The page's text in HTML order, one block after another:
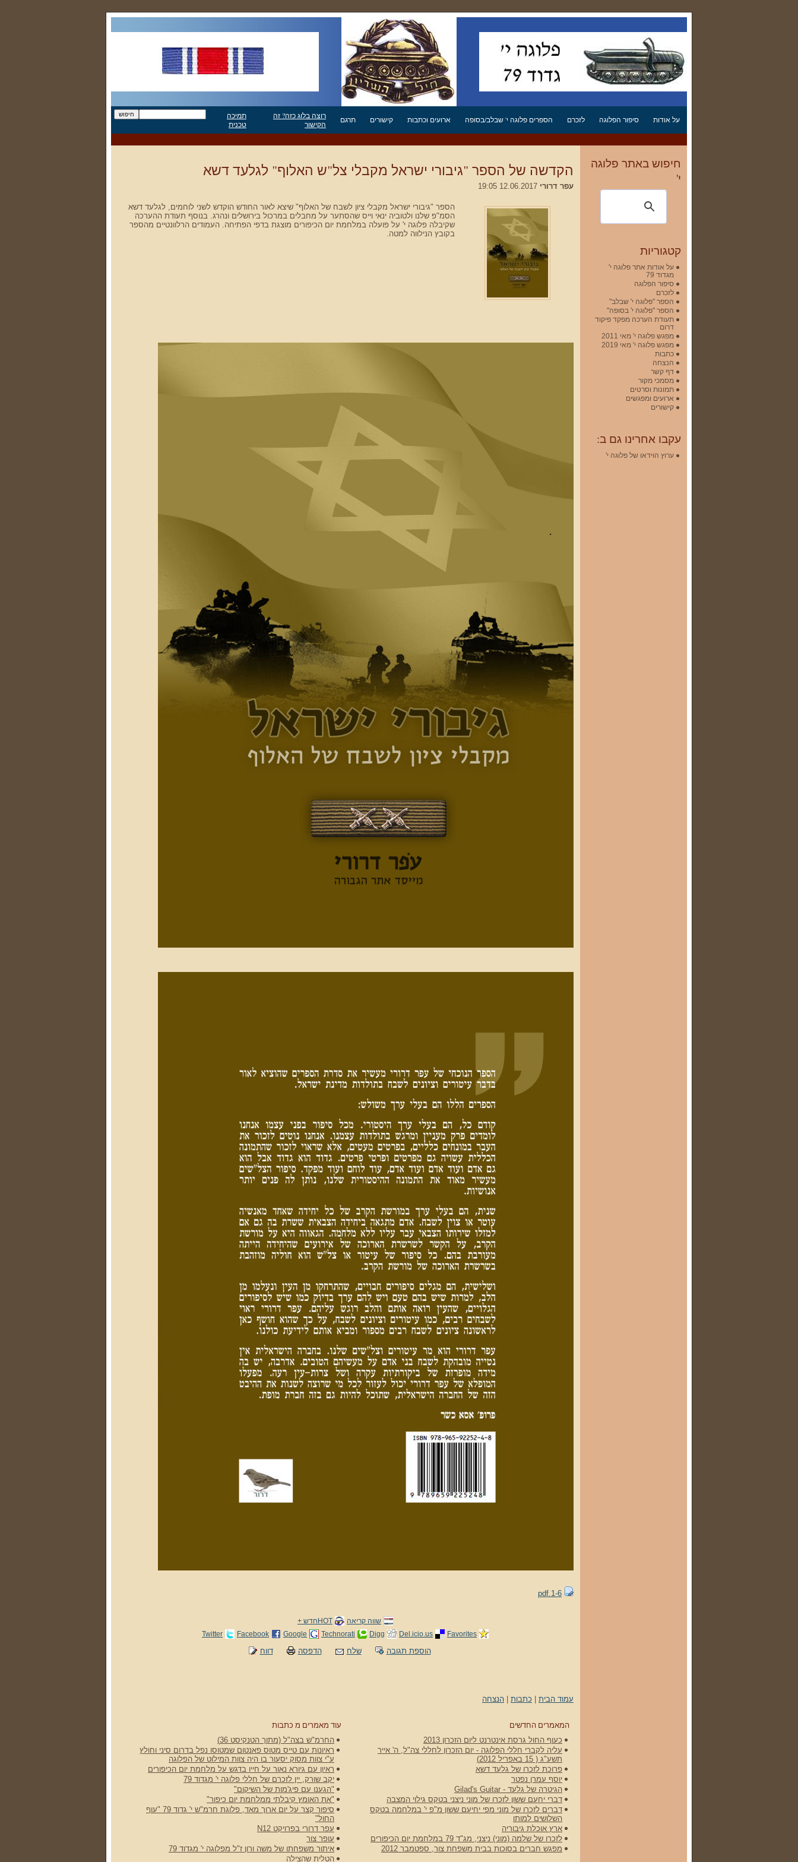
על אודות סיפור הפלוגה לזכרם הספרים פלוגה י' שבלב/בסופה ארועים וכתבות קישורים תרגם
רוצה בלוג כזה? זה
הקישור
תמיכה
טכנית
הקדשה של הספר "גיבורי ישראל מקבלי צל"ש האלוף" לגלעד דשא
עפר דרורי
הספר "גיבורי ישראל מקבלי ציון לשבח של האלוף" שיצא לאור החודש הוקדש לשני לוחמים, לגלעד דשא
הסמ"פ שלנו ולטוביה ינאי וייס שהסתער על מחבלים במרכול בירושלים ונהרג. בנוסף תעודת ההערכה
שקיבלה פלוגה י' על פועלה במלחמת יום הכיפורים מוצגת בדפי הפתיחה. העמודים הרלוונטיים מהספר
בקובץ הנילווה למטה.
1-6.pdf
שווה קריאה
HOTחדש +
Favorites
Del.icio.us
Digg
Technorati
Google
Facebook
Twitter
הוספת תגובה שלח הדפסה דווח
עמוד הבית כתבות הנצחה
המאמרים החדשים
כעוף החול גרסת אינטרנט ליום הזכרון 2013
עליה לקברי חללי הפלוגה - יום הזכרון לחללי צה"ל, ה' אייר
תשע"ג ( 15 באפריל 2012)
פרוכת לזכרו של גלעד דשא
יוסף עמרן נפטר
הגיטרה של גלעד - Gilad's Guitar
דברי יחעם ששון לזכרו של מוני ניצני בטקס גילוי המצבה
דברים לזכרו של מוני מפי יחיעם ששון מ"פ י' במלחמה בטקס
השלושים למותו
ארץ אוכלת גיבוריה
לזכרו של שלמה (מוני) ניצני, מג"ד 79 במלחמת יום הכיפורים
מפגש חברים בסוכות בבית משפחת צור, ספטמבר 2012
עוד מאמרים מ כתבות
החרמ"ש בצה"ל (מתוך הטנקיסט 36)
ראיונות עם טייס מטוס פאנטום שמטוסו נפל בדרום סיני וחולץ
ע"י צוות מסוק יסעור בו היה צוות המילוט של הפלוגה
ראיון עם גיורא נאור על חייו בדגש על מלחמת יום הכיפורים
יקב שורק, יין לזכרם של חללי פלוגה י' מגדוד 79
"הגענו עם פיג'מות של השיקום"
"את האומץ קיבלתי ממלחמת יום כיפור"
סיפור קצר על יום ארוך מאד, פלוגת חרמ"ש י' גדוד 79 "עוף
החול"
עפר דרורי בפרויקט N12
עופר צור
איתור משפחתו של משה ורון ז"ל מפלוגה י' מגדוד 79
הטלית שהצילה
חיפוש באתר פלוגה
י'
קטגוריות
על אודות אתר פלוגה י'
מגדוד 79
סיפור הפלוגה
לזכרם
הספר "פלוגה י' שבלב"
הספר "פלוגה י' בסופה"
תעודת הערכה מפקד פיקוד
דרום
מפגש פלוגה י' מאי 2011
מפגש פלוגה י' מאי 2019
כתבות
הנצחה
דף קשר
מסמכי מקור
תמונות וסרטים
ארועים ומפגשים
קישורים
עקבו אחרינו גם ב:
ערוץ הוידאו של פלוגה י'